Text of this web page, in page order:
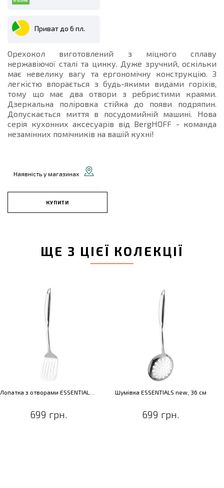
Приват до 6 пл.
Орехокол виготовлений з міцного сплаву
нержавіючої сталі та цинку. Дуже зручний, оскільки
має невелику вагу та ергономічну конструкцію. З
легкістю впорається з будь-якими видами горіхів,
тому що має два отвори з ребристими краями.
Дзеркальна поліровка стійка до появи подряпин.
Допускається миття в посудомийній машині. Нова
серія кухонних аксесуарів від BergHOFF - команда
незамінних помічників на вашій кухні!
Наявність у магазинах
КУПИТИ
ЩЕ З ЦІЄЇ КОЛЕКЦІЇ
699 грн.
Шумівка ESSENTIALS new, 36 см
699 грн.